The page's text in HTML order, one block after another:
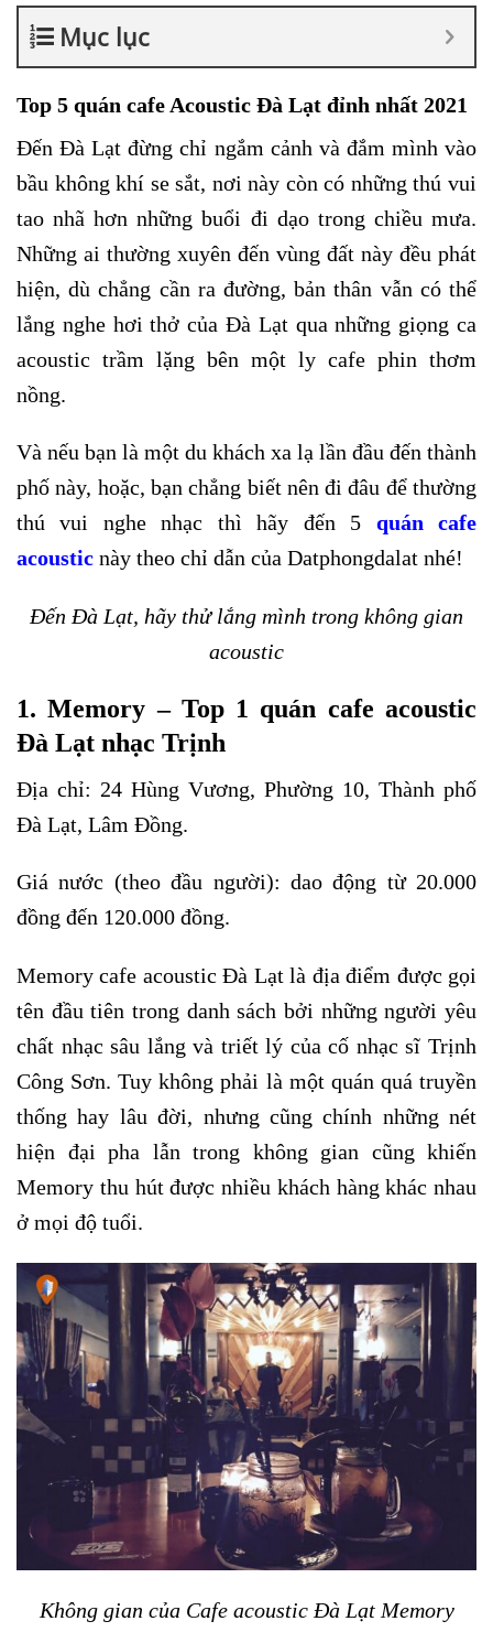
Mục lục
Top 5 quán cafe Acoustic Đà Lạt đỉnh nhất 2021
Đến Đà Lạt đừng chỉ ngắm cảnh và đắm mình vào
bầu không khí se sắt, nơi này còn có những thú vui
tao nhã hơn những buổi đi dạo trong chiều mưa.
Những ai thường xuyên đến vùng đất này đều phát
hiện, dù chẳng cần ra đường, bản thân vẫn có thể
lắng nghe hơi thở của Đà Lạt qua những giọng ca
acoustic trầm lặng bên một ly cafe phin thơm
nồng.
Và nếu bạn là một du khách xa lạ lần đầu đến thành
phố này, hoặc, bạn chẳng biết nên đi đâu để thường
thú vui nghe nhạc thì hãy đến 5 quán cafe
acoustic này theo chỉ dẫn của Datphongdalat nhé!
Đến Đà Lạt, hãy thử lắng mình trong không gian
acoustic
1. Memory – Top 1 quán cafe acoustic
Đà Lạt nhạc Trịnh
Địa chỉ: 24 Hùng Vương, Phường 10, Thành phố
Đà Lạt, Lâm Đồng.
Giá nước (theo đầu người): dao động từ 20.000
đồng đến 120.000 đồng.
Memory cafe acoustic Đà Lạt là địa điểm được gọi
tên đầu tiên trong danh sách bởi những người yêu
chất nhạc sâu lắng và triết lý của cố nhạc sĩ Trịnh
Công Sơn. Tuy không phải là một quán quá truyền
thống hay lâu đời, nhưng cũng chính những nét
hiện đại pha lẫn trong không gian cũng khiến
Memory thu hút được nhiều khách hàng khác nhau
ở mọi độ tuổi.
Không gian của Cafe acoustic Đà Lạt Memory